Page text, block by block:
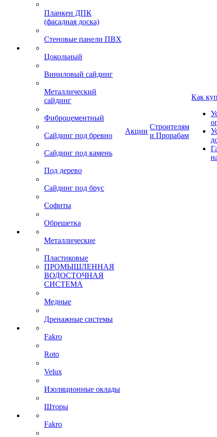
Планкен ДПК
(фасадная доска)
Стеновые панели ПВХ
Цокольный
Виниловый сайдинг
Металлический
сайдинг
Фиброцементный
Сайдинг под бревно
Сайдинг под камень
Под дерево
Сайдинг под брус
Софиты
Обрешетка
Металлические
Пластиковые
ПРОМЫШЛЕННАЯ
ВОДОСТОЧНАЯ
СИСТЕМА
Медные
Дренажные системы
Fakro
Roto
Velux
Изоляционные оклады
Шторы
Fakro
Акции
Строителям
и Прорабам
Как